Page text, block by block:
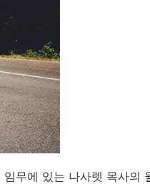
무에 있는 나사렛 목사의